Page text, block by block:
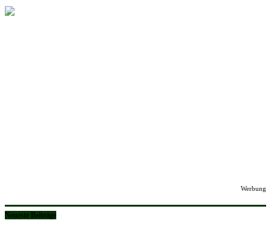
Werbung
Neueste Beiträge